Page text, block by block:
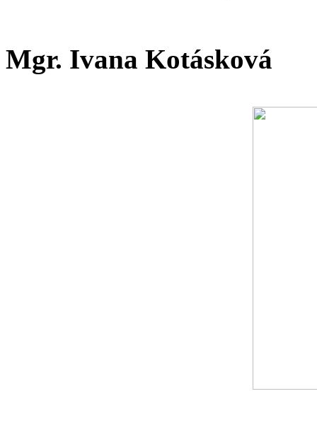
Mgr. Ivana Kotásková